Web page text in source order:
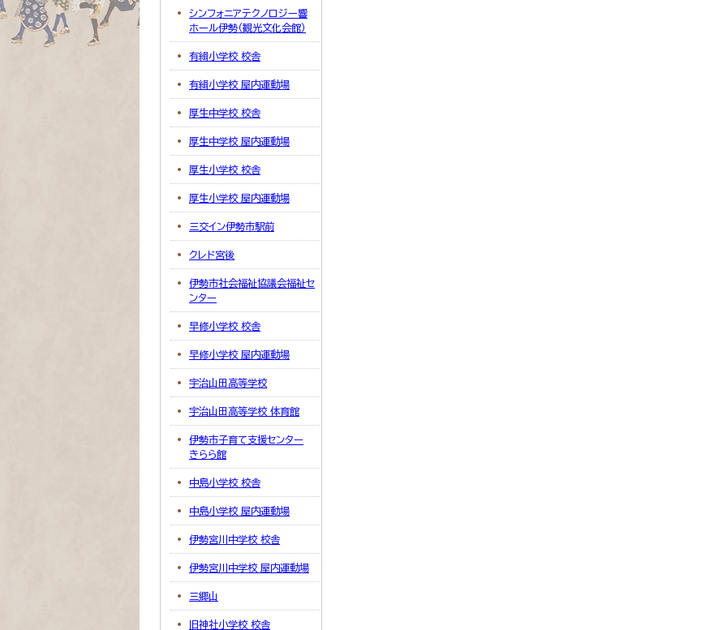
シンフォニアテクノロジー響
ホール伊勢（観光文化会館）
有緝小学校 校舎
有緝小学校 屋内運動場
厚生中学校 校舎
厚生中学校 屋内運動場
厚生小学校 校舎
厚生小学校 屋内運動場
三交イン伊勢市駅前
クレド宮後
伊勢市社会福祉協議会福祉セ
ンター
早修小学校 校舎
早修小学校 屋内運動場
宇治山田高等学校
宇治山田高等学校 体育館
伊勢市子育て支援センター
きらら館
中島小学校 校舎
中島小学校 屋内運動場
伊勢宮川中学校 校舎
伊勢宮川中学校 屋内運動場
三郷山
旧神社小学校 校舎